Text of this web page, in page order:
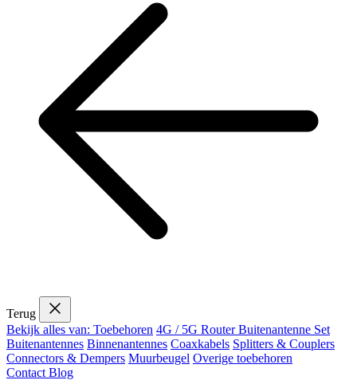
Terug
Bekijk alles van: Toebehoren 4G / 5G Router Buitenantenne Set
Buitenantennes Binnenantennes Coaxkabels Splitters & Couplers
Connectors & Dempers Muurbeugel Overige toebehoren
Contact Blog